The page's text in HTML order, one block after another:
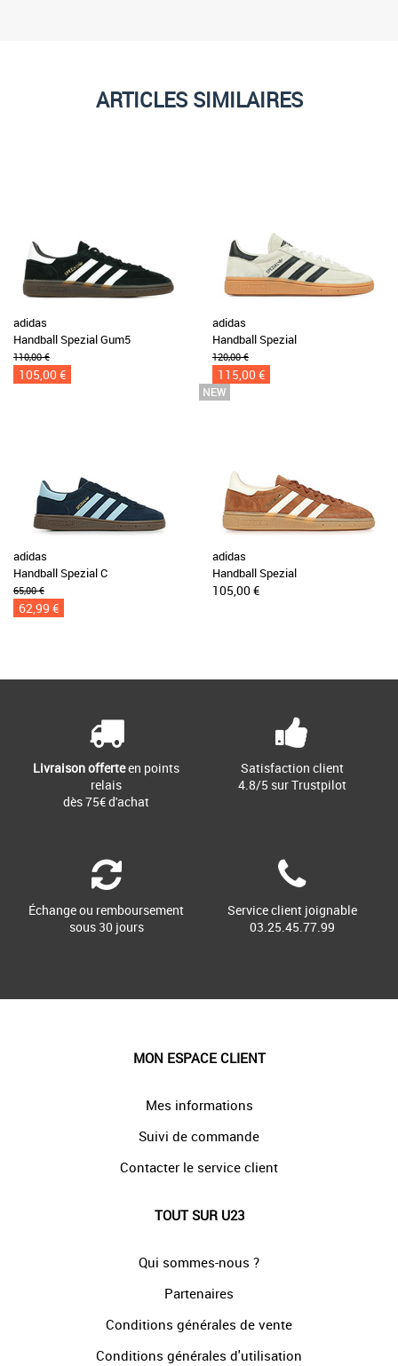
ARTICLES SIMILAIRES
adidas
Handball Spezial Gum5
110,00 €
105,00 €
adidas
Handball Spezial
120,00 €
115,00 €
adidas
Handball Spezial C
65,00 €
62,99 €
adidas
Handball Spezial
105,00 €
Livraison offerteen points
relais
dès 75€ d'achat
Satisfaction client
4.8/5 sur Trustpilot
Échange ou remboursement
sous 30 jours
Service client joignable
03.25.45.77.99
MON ESPACE CLIENT
Mes informations
Suivi de commande
Contacter le service client
TOUT SUR U23
Qui sommes-nous ?
Partenaires
Conditions générales de vente
Conditions générales d'utilisation